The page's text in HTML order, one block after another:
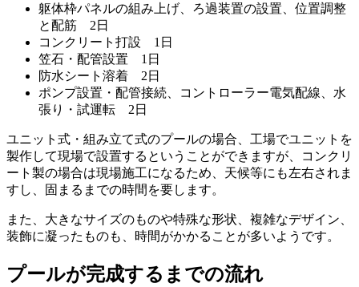
躯体枠パネルの組み上げ、ろ過装置の設置、位置調整
と配筋 2日
コンクリート打設 1日
笠石・配管設置 1日
防水シート溶着 2日
ポンプ設置・配管接続、コントローラー電気配線、水
張り・試運転 2日
ユニット式・組み立て式のプールの場合、工場でユニットを
製作して現場で設置するということができますが、コンクリ
ート製の場合は現場施工になるため、天候等にも左右されま
すし、固まるまでの時間を要します。
また、大きなサイズのものや特殊な形状、複雑なデザイン、
装飾に凝ったものも、時間がかかることが多いようです。
プールが完成するまでの流れ